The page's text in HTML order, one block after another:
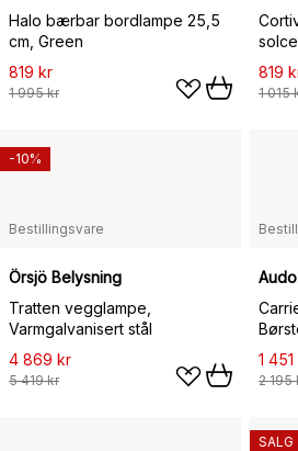
Halo bærbar bordlampe 25,5
cm, Green
819 kr
1 995 kr
cm
819
1 015
Bestillingsvare
Örsjö Belysning
Tratten vegglampe,
Varmgalvanisert stål
4 869 kr
5 419 kr
-10%
1
2 195
SALG